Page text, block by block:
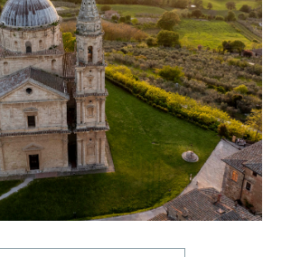
D'UNE EXPERTISE